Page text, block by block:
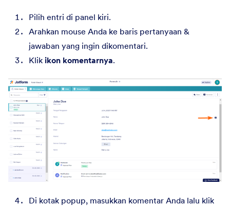
Pilih entri di panel kiri.
Arahkan mouse Anda ke baris pertanyaan &
jawaban yang ingin dikomentari.
Klik ikon komentarnya.
Di kotak popup, masukkan komentar Anda lalu klik